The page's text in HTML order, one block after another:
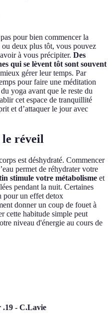
pour bien commencer la
deux plus tôt, vous pouvez
à vous précipiter. Des
qui se lèvent tôt sont souvent
gérer leur temps. Par
pour faire une méditation
yoga avant que le reste du
cet espace de tranquillité
et d’attaquer le jour avec
réveil
est déshydraté. Commencer
permet de réhydrater votre
stimule votre métabolisme et
pendant la nuit. Certaines
pour un effet detox
donner un coup de fouet à
cette habitude simple peut
niveau d'énergie au cours de
.19 - C.Lavie